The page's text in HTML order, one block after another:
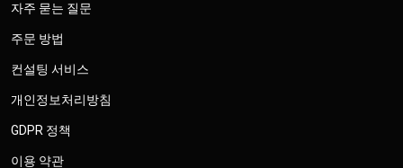
자주 묻는 질문
주문 방법
컨설팅 서비스
개인정보처리방침
GDPR 정책
이용 약관